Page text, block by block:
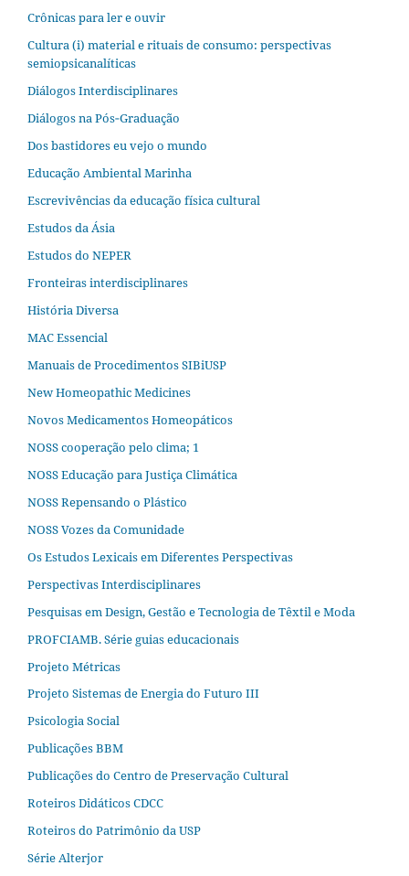
Crônicas para ler e ouvir
Cultura (i) material e rituais de consumo: perspectivas
semiopsicanalíticas
Diálogos Interdisciplinares
Diálogos na Pós‐Graduação
Dos bastidores eu vejo o mundo
Educação Ambiental Marinha
Escrevivências da educação física cultural
Estudos da Ásia​
Estudos do NEPER
Fronteiras interdisciplinares
História Diversa
MAC Essencial
Manuais de Procedimentos SIBiUSP
New Homeopathic Medicines
Novos Medicamentos Homeopáticos
NOSS cooperação pelo clima; 1
NOSS Educação para Justiça Climática
NOSS Repensando o Plástico
NOSS Vozes da Comunidade
Os Estudos Lexicais em Diferentes Perspectivas
Perspectivas Interdisciplinares
Pesquisas em Design, Gestão e Tecnologia de Têxtil e Moda
PROFCIAMB. Série guias educacionais
Projeto Métricas
Projeto Sistemas de Energia do Futuro III
Psicologia Social
Publicações BBM
Publicações do Centro de Preservação Cultural
Roteiros Didáticos CDCC
Roteiros do Patrimônio da USP
Série Alterjor